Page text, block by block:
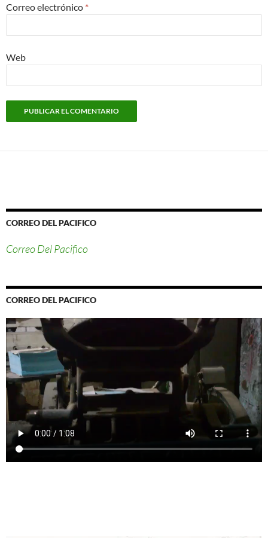
Correo electrónico *
Web
CORREO DEL PACIFICO
Correo Del Pacifico
CORREO DEL PACIFICO